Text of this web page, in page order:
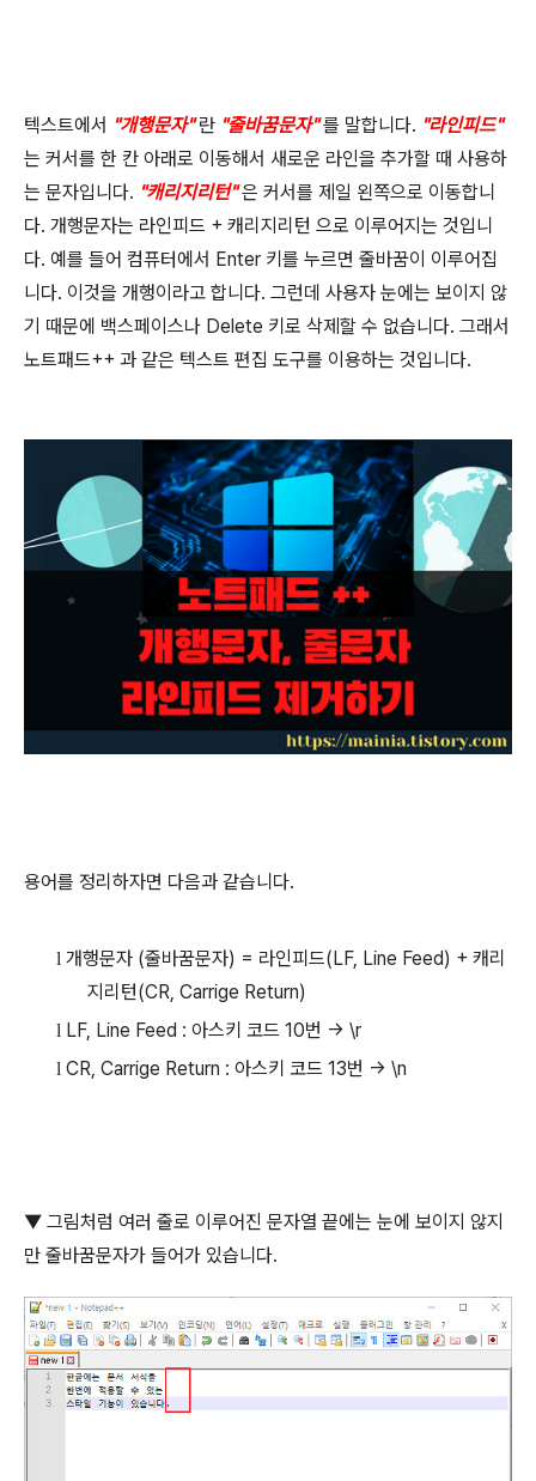
텍스트에서 "개행문자" 란 "줄바꿈문자" 를 말합니다. "라인피드"
는 커서를 한 칸 아래로 이동해서 새로운 라인을 추가할 때 사용하
는 문자입니다. "캐리지리턴" 은 커서를 제일 왼쪽으로 이동합니
다. 개행문자는 라인피드 + 캐리지리턴 으로 이루어지는 것입니
다. 예를 들어 컴퓨터에서 Enter 키를 누르면 줄바꿈이 이루어집
니다. 이것을 개행이라고 합니다. 그런데 사용자 눈에는 보이지 않
기 때문에 백스페이스나 Delete 키로 삭제할 수 없습니다. 그래서
노트패드++ 과 같은 텍스트 편집 도구를 이용하는 것입니다.
용어를 정리하자면 다음과 같습니다.
l 개행문자 (줄바꿈문자) = 라인피드(LF, Line Feed) + 캐리
지리턴(CR, Carrige Return)
l LF, Line Feed : 아스키 코드 10번 -> \r
l CR, Carrige Return : 아스키 코드 13번 -> \n
▼ 그림처럼 여러 줄로 이루어진 문자열 끝에는 눈에 보이지 않지
만 줄바꿈문자가 들어가 있습니다.